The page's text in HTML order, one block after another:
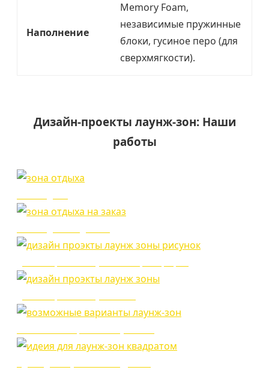
Наполнение
Memory Foam,
независимые пружинные
блоки, гусиное перо (для
сверхмягкости).
Дизайн-проекты лаунж-зон: Наши
работы